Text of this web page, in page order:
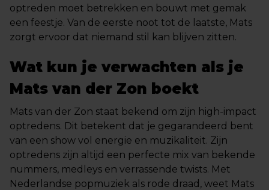
optreden moet betrekken en bouwt met gemak
een feestje. Van de eerste noot tot de laatste, Mats
zorgt ervoor dat niemand stil kan blijven zitten.
Wat kun je verwachten als je
Mats van der Zon boekt
Mats van der Zon staat bekend om zijn high-impact
optredens. Dit betekent dat je gegarandeerd bent
van een show vol energie en muzikaliteit. Zijn
optredens zijn altijd een perfecte mix van bekende
nummers, medleys en verrassende twists. Met
Nederlandse popmuziek als rode draad, weet Mats